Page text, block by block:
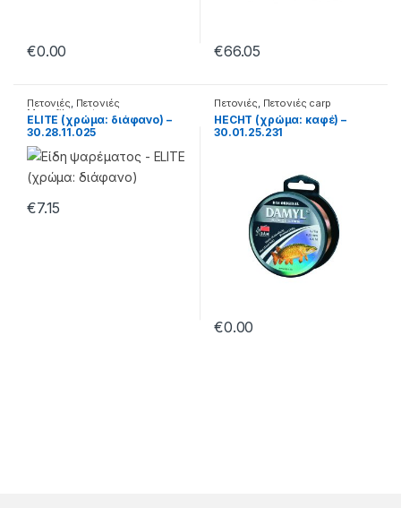
€0.00 €66.05
Πετονιές, Πετονιές
Monofilament
ELITE (χρώμα: διάφανο) –
30.28.11.025
€7.15
Πετονιές, Πετονιές carp
HECHT (χρώμα: καφέ) –
30.01.25.231
€0.00